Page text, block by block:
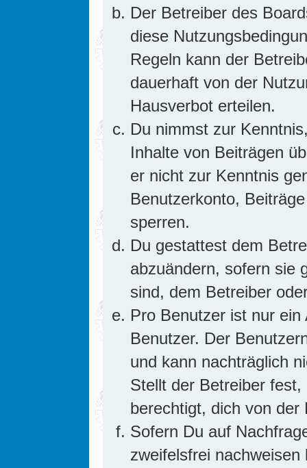
Der Betreiber des
diese
Regeln kann der
dauerhaft von der
Hausverbot erteilen.
Du nimmst zur
Inhalte von Beiträgen
er nicht zur Kenntnis
Benutzerkonto,
sperren.
Du gestattest dem
abzuändern, sofern sie
sind, dem Betreiber
Pro Benutzer ist nur
Benutzer. Der
und kann nachträglich
Stellt der Betreiber
berechtigt, dich von
Sofern Du auf
zweifelsfrei